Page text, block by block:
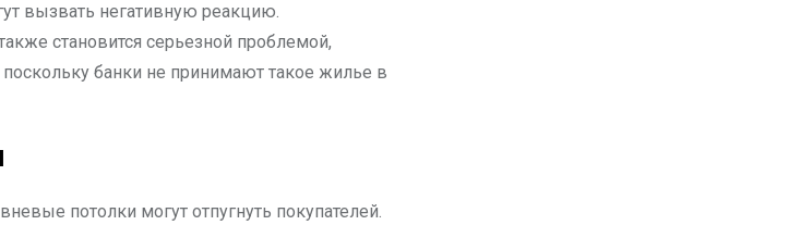
вызвать негативную реакцию.
становится серьезной проблемой,
банки не принимают такое жилье в
потолки могут отпугнуть покупателей.